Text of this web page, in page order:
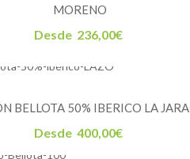
MORENO
Desde 236,00€
BELLOTA 50% IBERICO LA JARA
Desde 400,00€